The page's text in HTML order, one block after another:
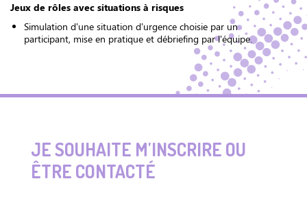
Jeux de rôles avec situations à risques
Simulation d'une situation d'urgence choisie par un
participant, mise en pratique et débriefing par l'équipe.
JE SOUHAITE M'INSCRIRE OU
ÊTRE CONTACTÉ